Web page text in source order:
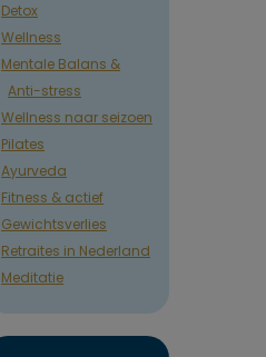
Detox
Wellness
Mentale Balans &
Anti-stress
Wellness naar seizoen
Pilates
Ayurveda
Fitness & actief
Gewichtsverlies
Retraites in Nederland
Meditatie